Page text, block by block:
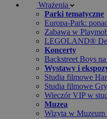
Wrażenia
Parki tematyczne
Europa-Park:
Zabawa w
LEGOLAND®
Koncerty
Backstreet Boys
Wystawy i
Studia filmowe
Studia filmowe
Wieczór VIP w
Muzea
Wizyta w Muzeum